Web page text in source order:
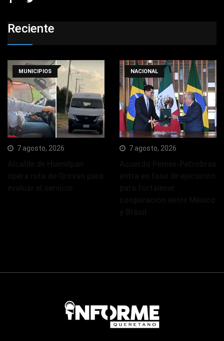
Reciente
MUNICIPIOS
7 agosto, 2026
NACIONAL
7 agosto, 2026